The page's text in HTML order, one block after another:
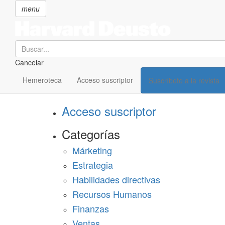
menu
Search
Cancelar
Hemeroteca Acceso suscriptor Suscríbete a la revista
SECCIONES
Suscríbete a Harvard Deusto
Acceso suscriptor
Categorías
Márketing
Estrategia
Habilidades directivas
Recursos Humanos
Finanzas